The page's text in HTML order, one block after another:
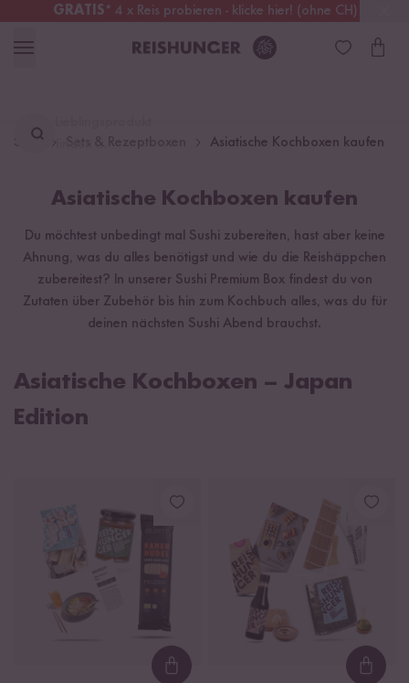
GRATIS* 4 x Reis probieren - klicke hier! (ohne CH)
Schweiz Alle Zölle & Steuern inklusive
finden ...
Start Asiatische Kochboxen kaufen
Asiatische Kochboxen kaufen
Du möchtest unbedingt mal Sushi zubereiten, hast aber keine
Ahnung, was du alles benötigst und wie du die Reishäppchen
zubereitest? In unserer Sushi Premium Box findest du von
Zutaten über Zubehör bis hin zum Kochbuch alles, was du für
deinen nächsten Sushi Abend brauchst.
Asiatische Kochboxen – Japan
Edition
Loading...